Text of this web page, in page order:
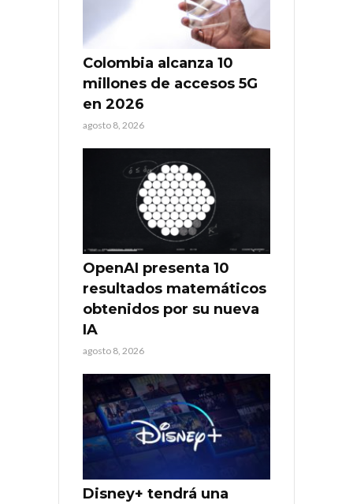
Colombia alcanza 10
millones de accesos 5G
en 2026
agosto 8, 2026
OpenAI presenta 10
resultados matemáticos
obtenidos por su nueva
IA
agosto 8, 2026
Disney+ tendrá una